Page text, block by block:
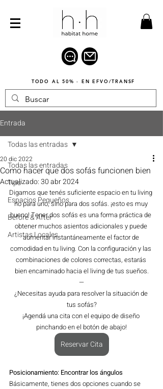
TODO AL 50% · EN EFVO/TRANSF
Entrada
Todas las entradas
Tips
Espacios Pequeños
Before & After
Artistas Locales
Todas las entradas
Como hacer que dos sofás funcionen bien
20 dic 2022
Actualizado:30 abr 2024
Digamos que tenés suficiente espacio en tu living
no para uno, sino para dos sofás. ¡esto es muy
bueno! Tener dos sofás es una forma práctica de
obtener muchos asientos adicionales y puede
aumentar instantáneamente el factor de
comodidad en tu living. Con la configuración y las
combinaciones de colores correctas, estarás
bien encaminado hacia el living de tus sueños.
—
¿Necesitas ayuda para resolver la situación de
tus sofás?
¡Agendá una cita con el equipo de diseño
pinchando en el botón de abajo!
Reservar Cita
Posicionamiento: Encontrar los ángulos
Básicamente, tienes dos opciones cuando se